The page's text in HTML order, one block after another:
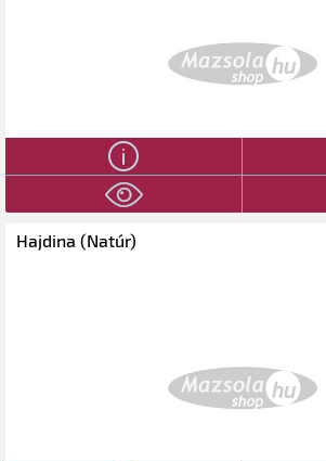
Hajdina (Natúr)